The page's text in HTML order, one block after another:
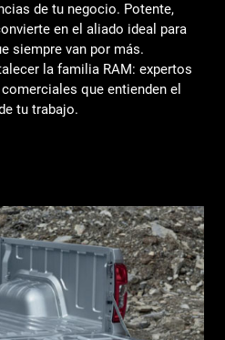
de tu negocio. Potente,
en el aliado ideal para
siempre van por más.
la familia RAM: expertos
que entienden el
tu trabajo.